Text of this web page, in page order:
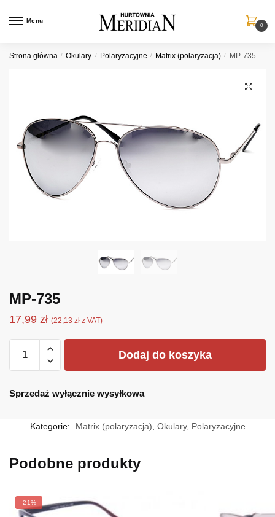
Menu
0
Strona główna / Okulary / Polaryzacyjne / Matrix (polaryzacja) / MP-735
MP-735
17,99 zł (22,13 zł z VAT)
MP-
Dodaj do koszyka
Sprzedaż wyłącznie wysyłkowa
Kategorie: Matrix (polaryzacja) Okulary, Polaryzacyjne
Podobne produkty
-21%